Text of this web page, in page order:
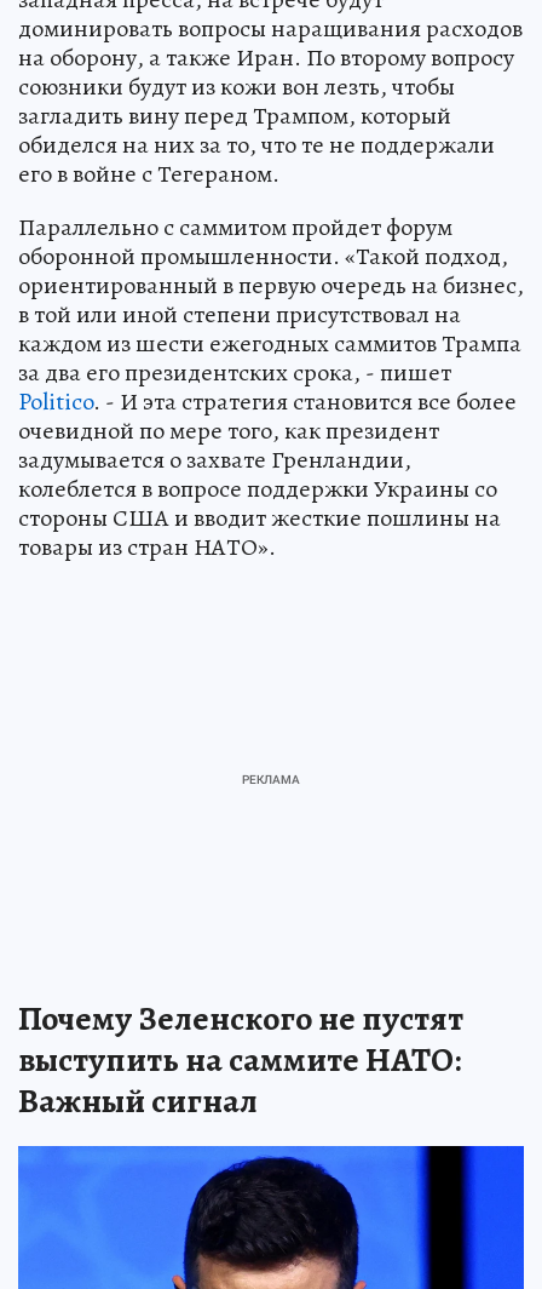
доминировать вопросы наращивания расходов
на оборону, а также Иран. По второму вопросу
союзники будут из кожи вон лезть, чтобы
загладить вину перед Трампом, который
обиделся на них за то, что те не поддержали
его в войне с Тегераном.
Параллельно с саммитом пройдет форум
оборонной промышленности. «Такой подход,
ориентированный в первую очередь на бизнес,
в той или иной степени присутствовал на
каждом из шести ежегодных саммитов Трампа
за два его президентских срока, - пишет
Politico. - И эта стратегия становится все более
очевидной по мере того, как президент
задумывается о захвате Гренландии,
колеблется в вопросе поддержки Украины со
стороны США и вводит жесткие пошлины на
товары из стран НАТО».
Почему Зеленского не пустят
выступить на саммите НАТО:
Важный сигнал